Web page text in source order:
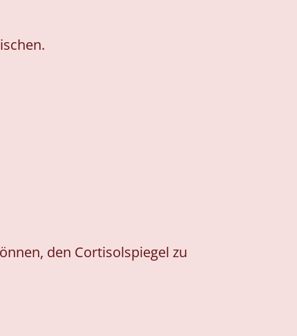
den Cortisolspiegel zu